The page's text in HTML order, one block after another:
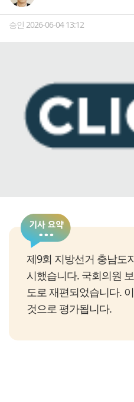
승인 2026-06-04 13:12
제9회 지방선거 충남도
시했습니다. 국회의원
도로 재편되었습니다.
것으로 평가됩니다.